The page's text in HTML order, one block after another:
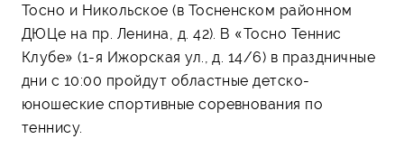
Тосно и Никольское (в Тосненском районном
ДЮЦе на пр. Ленина, д. 42). В «Тосно Теннис
Клубе» (1-я Ижорская ул., д. 14/6) в праздничные
дни с 10:00 пройдут областные детско-
юношеские спортивные соревнования по
теннису.